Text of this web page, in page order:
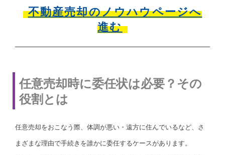
不動産売却のノウハウページへ
進む
任意売却時に委任状は必要？その
役割とは
任意売却をおこなう際、体調が悪い・遠方に住んでいるなど、さ
まざまな理由で手続きを誰かに委任するケースがあります。